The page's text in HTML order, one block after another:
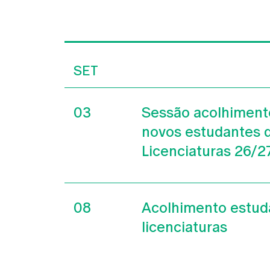
SET
03
Sessão
novos estudantes
Licenciaturas 26/
08
Acolhimento
licenciaturas